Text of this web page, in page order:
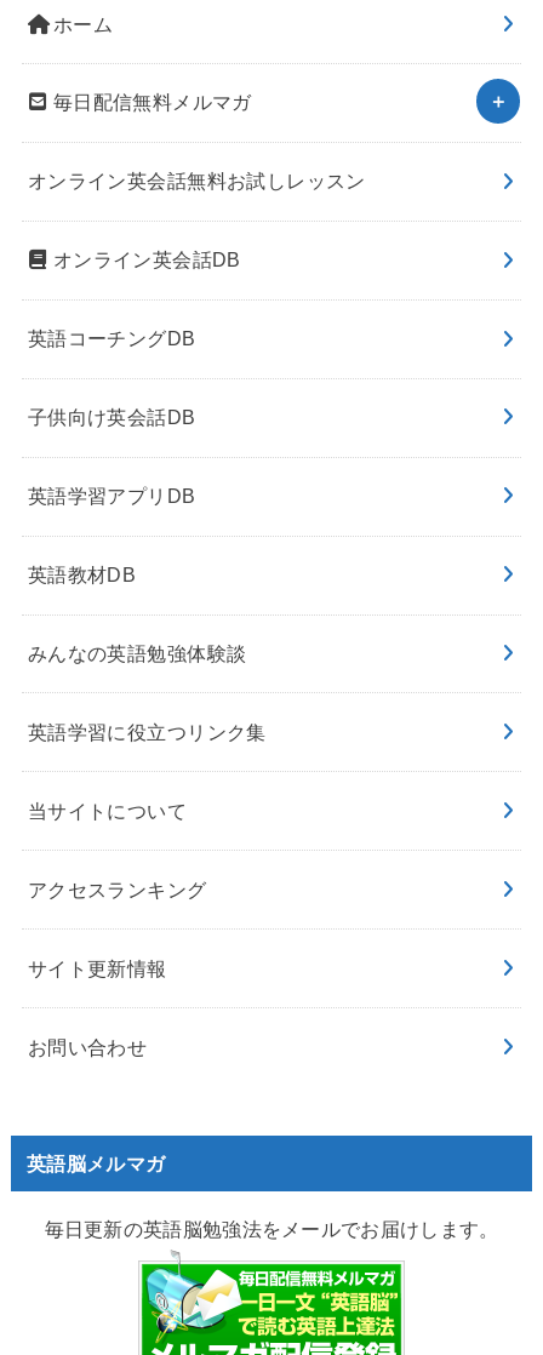
ホーム
毎日配信無料メルマガ
オンライン英会話無料お試しレッスン
オンライン英会話DB
英語コーチングDB
子供向け英会話DB
英語学習アプリDB
英語教材DB
みんなの英語勉強体験談
英語学習に役立つリンク集
当サイトについて
アクセスランキング
サイト更新情報
お問い合わせ
英語脳メルマガ
毎日更新の英語脳勉強法をメールでお届けします。